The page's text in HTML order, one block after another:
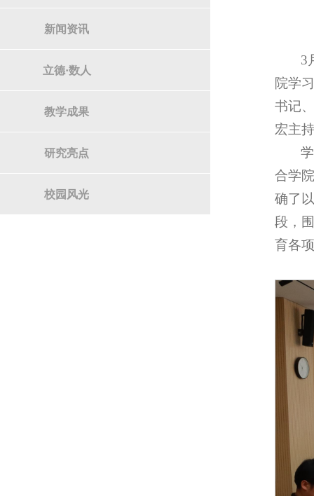
新闻资讯
立德·数人
教学成果
研究亮点
校园风光
3
院学
书记
宏主
合学
确了
段，
育各